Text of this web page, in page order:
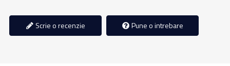
Scrie o recenzie Pune o intrebare